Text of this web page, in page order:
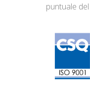
puntuale